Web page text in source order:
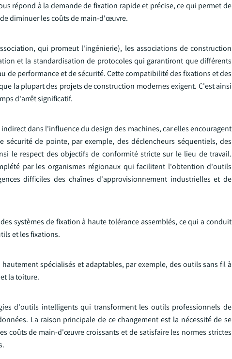
répond à la demande de fixation rapide et précise, ce qui permet de
diminuer les coûts de main-d'œuvre.
qui promeut l'ingénierie), les associations de construction
et la standardisation de protocoles qui garantiront que différents
de performance et de sécurité. Cette compatibilité des fixations et des
la plupart des projets de construction modernes exigent. C'est ainsi
d'arrêt significatif.
dans l'influence du design des machines, car elles encouragent
de pointe, par exemple, des déclencheurs séquentiels, des
le respect des objectifs de conformité stricte sur le lieu de travail.
par les organismes régionaux qui facilitent l'obtention d'outils
difficiles des chaînes d'approvisionnement industrielles et de
systèmes de fixation à haute tolérance assemblés, ce qui a conduit
et les fixations.
spécialisés et adaptables, par exemple, des outils sans fil à
la toiture.
d'outils intelligents qui transforment les outils professionnels de
La raison principale de ce changement est la nécessité de se
coûts de main-d'œuvre croissants et de satisfaire les normes strictes